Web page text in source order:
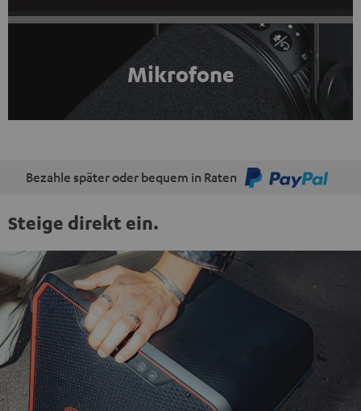
Mikrofone
Bezahle später oder bequem in Raten
Steige direkt ein.